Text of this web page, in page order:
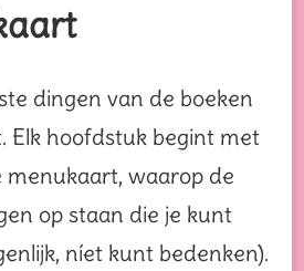
dingen van de boeken
Elk hoofdstuk begint met
waarop de
op staan die je kunt
níet kunt bedenken).